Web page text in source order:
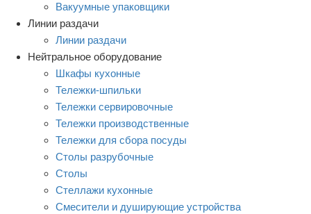
Вакуумные упаковщики
Линии раздачи
Линии раздачи
Нейтральное оборудование
Шкафы кухонные
Тележки-шпильки
Тележки сервировочные
Тележки производственные
Тележки для сбора посуды
Столы разрубочные
Столы
Стеллажи кухонные
Смесители и душирующие устройства